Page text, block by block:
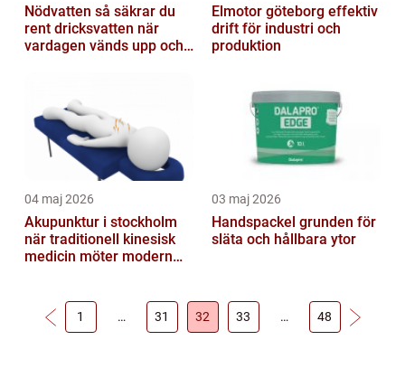
Nödvatten så säkrar du
rent dricksvatten när
vardagen vänds upp och
Elmotor göteborg effektiv
drift för industri och
produktion
04 maj 2026
Akupunktur i stockholm
när traditionell kinesisk
medicin möter modern
03 maj 2026
Handspackel grunden för
släta och hållbara ytor
1 … 31 32 33 … 48